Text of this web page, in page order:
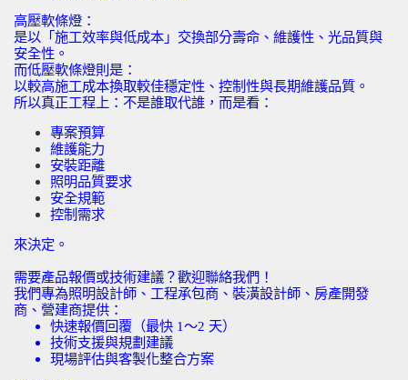
高壓軟條燈：
是以「施工效率與低成本」交換部分壽命、維護性、光品質與
安全性。
而低壓軟條燈則是：
以較高施工成本換取較佳穩定性、控制性與長期維護品質。
所以真正工程上：不是誰取代誰，而是看：
專案預算
維護能力
安裝距離
照明品質要求
安全規範
控制需求
來決定。
需要產品報價或技術建議？歡迎聯絡我們！
我們專為照明設計師、工程承包商、裝潢設計師、房產開發
商、營建商提供：
快速報價回覆（最快 1～2 天）
技術支援與規劃建議
現場評估與客製化整合方案